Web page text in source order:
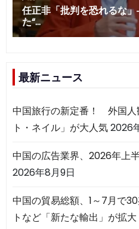
最新ニュース
中国旅行の新定番！ 外国人
ト・ネイル」が大人気2026
中国の広告業界、2026年上
2026年8月9日
中国の貿易総額、1～7月で
トなど「新たな輸出」が拡大